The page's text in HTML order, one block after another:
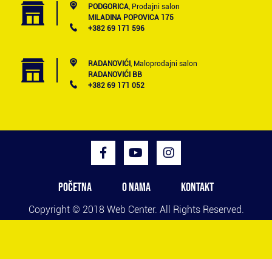
PODGORICA, Prodajni salon
MILADINA POPOVICA 175
+382 69 171 596
RADANOVIĆI , Maloprodajni salon
RADANOVIĆI BB
+382 69 171 052
POČETNA O NAMA KONTAKT
Copyright © 2018 Web Center. All Rights Reserved.